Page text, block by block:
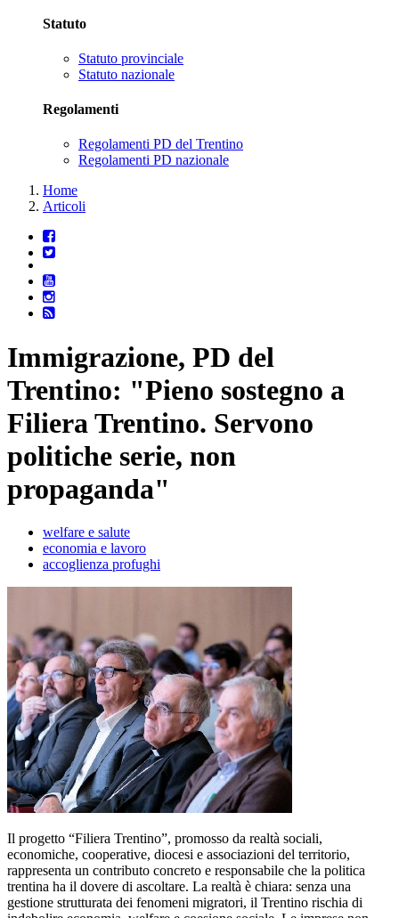
Statuto
Statuto provinciale
Statuto nazionale
Regolamenti
Regolamenti PD del Trentino
Regolamenti PD nazionale
Home
Articoli
Immigrazione, PD del
Trentino: "Pieno sostegno a
Filiera Trentino. Servono
politiche serie, non
propaganda"
welfare e salute
economia e lavoro
accoglienza profughi
Il progetto “Filiera Trentino”, promosso da realtà sociali,
economiche, cooperative, diocesi e associazioni del territorio,
rappresenta un contributo concreto e responsabile che la politica
trentina ha il dovere di ascoltare. La realtà è chiara: senza una
gestione strutturata dei fenomeni migratori, il Trentino rischia di